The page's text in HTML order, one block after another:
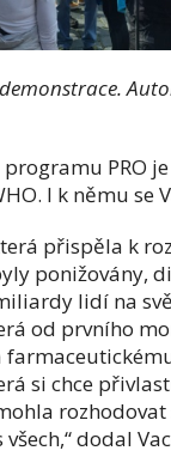
PRO
I k němu se
přispěla k
ponižovány,
lidí na
od prvního
si chce
rozhodovat
dodal